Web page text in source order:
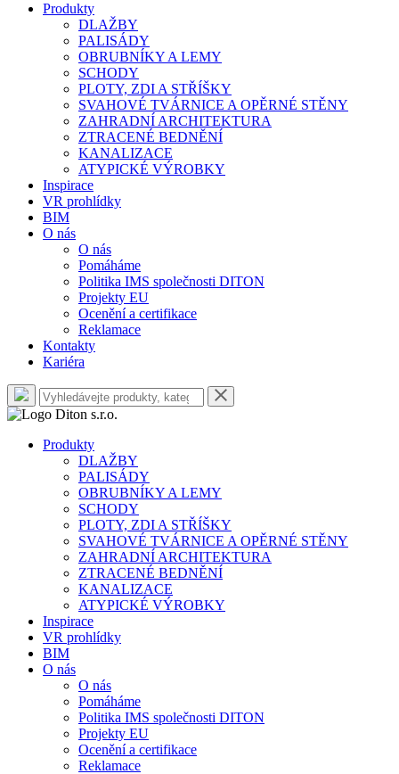
Produkty
DLAŽBY
PALISÁDY
OBRUBNÍKY A LEMY
SCHODY
PLOTY, ZDI A STŘÍŠKY
SVAHOVÉ TVÁRNICE A OPĚRNÉ STĚNY
ZAHRADNÍ ARCHITEKTURA
ZTRACENÉ BEDNĚNÍ
KANALIZACE
ATYPICKÉ VÝROBKY
Inspirace
VR prohlídky
BIM
O nás
O nás
Pomáháme
Politika IMS společnosti DITON
Projekty EU
Ocenění a certifikace
Reklamace
Kontakty
Kariéra
Produkty
DLAŽBY
PALISÁDY
OBRUBNÍKY A LEMY
SCHODY
PLOTY, ZDI A STŘÍŠKY
SVAHOVÉ TVÁRNICE A OPĚRNÉ STĚNY
ZAHRADNÍ ARCHITEKTURA
ZTRACENÉ BEDNĚNÍ
KANALIZACE
ATYPICKÉ VÝROBKY
Inspirace
VR prohlídky
BIM
O nás
O nás
Pomáháme
Politika IMS společnosti DITON
Projekty EU
Ocenění a certifikace
Reklamace